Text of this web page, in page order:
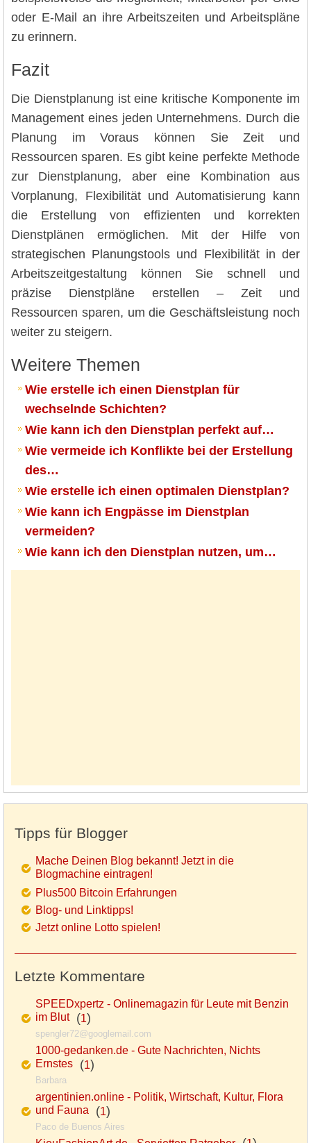
oder E-Mail an ihre Arbeitszeiten und Arbeitspläne
zu erinnern.
Fazit
Die Dienstplanung ist eine kritische Komponente im
Management eines jeden Unternehmens. Durch die
Planung im Voraus können Sie Zeit und
Ressourcen sparen. Es gibt keine perfekte Methode
zur Dienstplanung, aber eine Kombination aus
Vorplanung, Flexibilität und Automatisierung kann
die Erstellung von effizienten und korrekten
Dienstplänen ermöglichen. Mit der Hilfe von
strategischen Planungstools und Flexibilität in der
Arbeitszeitgestaltung können Sie schnell und
präzise Dienstpläne erstellen – Zeit und
Ressourcen sparen, um die Geschäftsleistung noch
weiter zu steigern.
Weitere Themen
Wie erstelle ich einen Dienstplan für
wechselnde Schichten?
Wie kann ich den Dienstplan perfekt auf…
Wie vermeide ich Konflikte bei der Erstellung
des…
Wie erstelle ich einen optimalen Dienstplan?
Wie kann ich Engpässe im Dienstplan
vermeiden?
Wie kann ich den Dienstplan nutzen, um…
Tipps für Blogger
Mache Deinen Blog bekannt! Jetzt in die
Blogmachine eintragen!
Plus500 Bitcoin Erfahrungen
Blog- und Linktipps!
Jetzt online Lotto spielen!
Letzte Kommentare
SPEEDxpertz - Onlinemagazin für Leute mit Benzin
im Blut(1)
spengler72@googlemail.com
1000-gedanken.de - Gute Nachrichten, Nichts
Ernstes (1)
Barbara
argentinien.online - Politik, Wirtschaft, Kultur, Flora
und Fauna (1)
Paco de Buenos Aires